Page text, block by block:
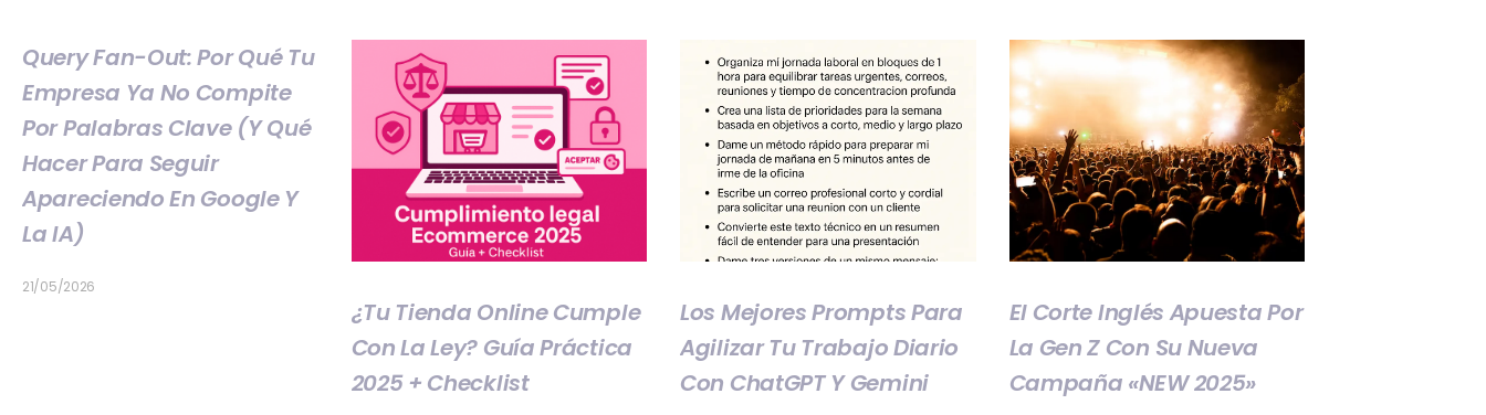
Query Fan-Out: Por Qué Tu
Empresa Ya No Compite
Por Palabras Clave (y Qué
Hacer Para Seguir
Apareciendo En Google Y
La IA)
21/05/2026
¿Tu Tienda Online Cumple
Con La Ley? Guía Práctica
2025 + Checklist
Los Mejores Prompts Para
Agilizar Tu Trabajo Diario
Con ChatGPT Y Gemini
El Corte Inglés Apuesta Por
La Gen Z Con Su Nueva
Campaña «NEW 2025»